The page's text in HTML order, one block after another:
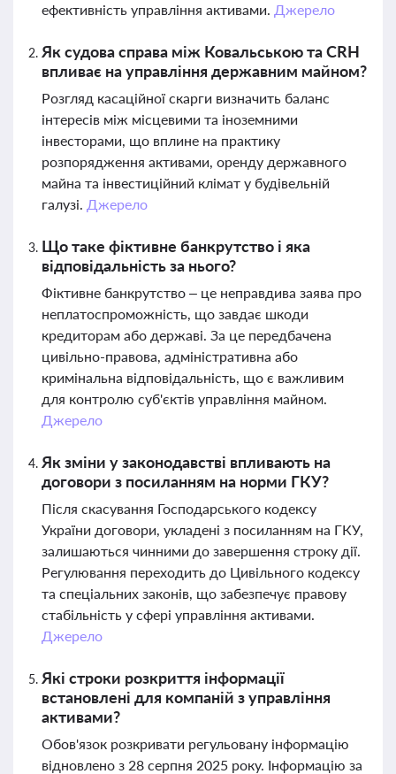
ефективність управління активами. Джерело
Як судова справа між Ковальською та CRH
впливає на управління державним майном?
Розгляд касаційної скарги визначить баланс
інтересів між місцевими та іноземними
інвесторами, що вплине на практику
розпорядження активами, оренду державного
майна та інвестиційний клімат у будівельній
галузі. Джерело
Що таке фіктивне банкрутство і яка
відповідальність за нього?
Фіктивне банкрутство – це неправдива заява про
неплатоспроможність, що завдає шкоди
кредиторам або державі. За це передбачена
цивільно-правова, адміністративна або
кримінальна відповідальність, що є важливим
для контролю суб'єктів управління майном.
Джерело
Як зміни у законодавстві впливають на
договори з посиланням на норми ГКУ?
Після скасування Господарського кодексу
України договори, укладені з посиланням на ГКУ,
залишаються чинними до завершення строку дії.
Регулювання переходить до Цивільного кодексу
та спеціальних законів, що забезпечує правову
стабільність у сфері управління активами.
Джерело
Які строки розкриття інформації
встановлені для компаній з управління
активами?
Обов'язок розкривати регульовану інформацію
відновлено з 28 серпня 2025 року. Інформацію за